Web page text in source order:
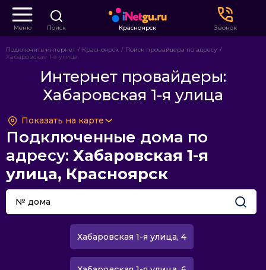
Меню Поиск Красноярск Звонок
Подключить интернет Красноярск
Поиск провайдера по адресу
Хабаровская 1-я улица
Интернет провайдеры:
Хабаровская 1-я улица
Показать на карте
Подключенные дома по
адресу: Хабаровская 1-я
улица, Красноярск
Хабаровская 1-я улица, 4